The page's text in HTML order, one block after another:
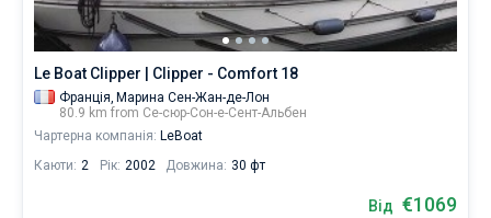
Le Boat Clipper | Clipper - Comfort 18
Франція, Марина Сен-Жан-де-Лон
80.9 km from Се-сюр-Сон-е-Сент-Альбен
Чартерна компанія: LeBoat
Каюти: 2 Рік: 2002 Довжина: 30 фт
Від €1069